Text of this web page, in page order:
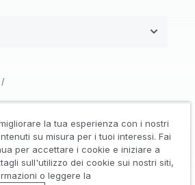
/
/ Affidabilità /
/
la tua esperienza con i nostri
su misura per i tuoi interessi. Fai
per accettare i cookie e iniziare a
sull'utilizzo dei cookie sui nostri siti,
o leggere la